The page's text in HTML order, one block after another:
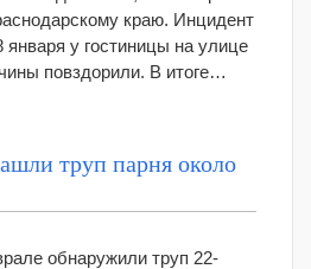
краю. Инцидент
у гостиницы на улице
повздорили. В итоге…
труп парня около
обнаружили труп 22-